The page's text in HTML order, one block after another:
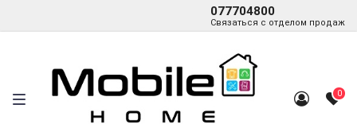
077704800
Связаться с отделом продаж
0